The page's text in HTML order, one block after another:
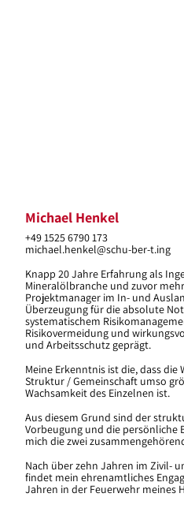
Michael Henkel
+49 1525 6790 173
michael.henkel@schu-ber-t.ing
Knapp 20 Jahre Erfahrung als
Mineralölbranche und zuvor
Projektmanager im In- und
Überzeugung für die absolute
systematischem
Risikovermeidung und
und Arbeitsschutz geprägt.
Meine Erkenntnis ist die, dass
Struktur / Gemeinschaft umso
Wachsamkeit des Einzelnen ist.
Aus diesem Grund sind der
Vorbeugung und die persönliche
mich die zwei
Nach über zehn Jahren im Zivil-
findet mein ehrenamtliches
Jahren in der Feuerwehr meines